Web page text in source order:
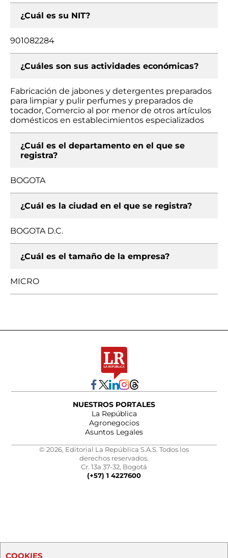
¿Cuál es su NIT?
901082284
¿Cuáles son sus actividades económicas?
Fabricación de jabones y detergentes preparados
para limpiar y pulir perfumes y preparados de
tocador, Comercio al por menor de otros artículos
domésticos en establecimientos especializados
¿Cuál es el departamento en el que se
registra?
BOGOTA
¿Cuál es la ciudad en el que se registra?
BOGOTA D.C.
¿Cuál es el tamaño de la empresa?
MICRO
NUESTROS PORTALES
La República
Agronegocios
Asuntos Legales
© 2026, Editorial La República S.A.S. Todos los
derechos reservados.
Cr. 13a 37-32, Bogotá
(+57) 1 4227600
COOKIES